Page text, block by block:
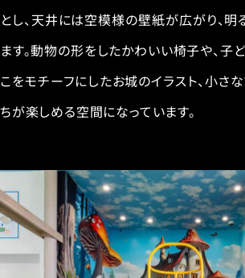
とし、天井には空模様の壁紙が広がり、
ます。動物の形をしたかわいい椅子や、子
こをモチーフにしたお城のイラスト、小さ
ちが楽しめる空間になっています。